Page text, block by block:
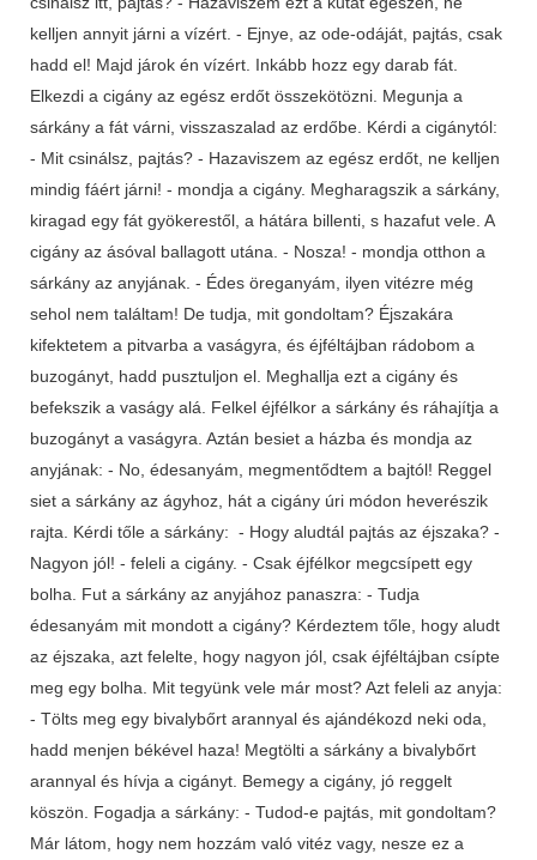
kelljen annyit járni a vízért. - Ejnye, az ode-odáját, pajtás, csak
hadd el! Majd járok én vízért. Inkább hozz egy darab fát.
Elkezdi a cigány az egész erdőt összekötözni. Megunja a
sárkány a fát várni, visszaszalad az erdőbe. Kérdi a cigánytól:
- Mit csinálsz, pajtás? - Hazaviszem az egész erdőt, ne kelljen
mindig fáért járni! - mondja a cigány. Megharagszik a sárkány,
kiragad egy fát gyökerestől, a hátára billenti, s hazafut vele. A
cigány az ásóval ballagott utána. - Nosza! - mondja otthon a
sárkány az anyjának. - Édes öreganyám, ilyen vitézre még
sehol nem találtam! De tudja, mit gondoltam? Éjszakára
kifektetem a pitvarba a vaságyra, és éjféltájban rádobom a
buzogányt, hadd pusztuljon el. Meghallja ezt a cigány és
befekszik a vaságy alá. Felkel éjfélkor a sárkány és ráhajítja a
buzogányt a vaságyra. Aztán besiet a házba és mondja az
anyjának: - No, édesanyám, megmentődtem a bajtól! Reggel
siet a sárkány az ágyhoz, hát a cigány úri módon heverészik
rajta. Kérdi tőle a sárkány: - Hogy aludtál pajtás az éjszaka? -
Nagyon jól! - feleli a cigány. - Csak éjfélkor megcsípett egy
bolha. Fut a sárkány az anyjához panaszra: - Tudja
édesanyám mit mondott a cigány? Kérdeztem tőle, hogy aludt
az éjszaka, azt felelte, hogy nagyon jól, csak éjféltájban csípte
meg egy bolha. Mit tegyünk vele már most? Azt feleli az anyja:
- Tölts meg egy bivalybőrt arannyal és ajándékozd neki oda,
hadd menjen békével haza! Megtölti a sárkány a bivalybőrt
arannyal és hívja a cigányt. Bemegy a cigány, jó reggelt
köszön. Fogadja a sárkány: - Tudod-e pajtás, mit gondoltam?
Már látom, hogy nem hozzám való vitéz vagy, nesze ez a